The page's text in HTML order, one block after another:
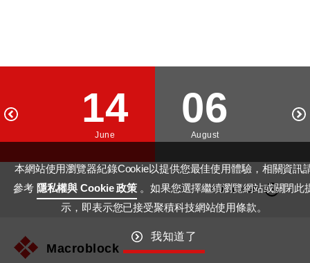
14
June
06
August
GO TO TOP
Macroblock
本網站使用瀏覽器紀錄Cookie以提供您最佳使用體驗，相關資訊
參考 隱私權與 Cookie 政策 。如果您選擇繼續瀏覽網站或關閉此
示，即表示您已接受聚積科技網站使用條款。
我知道了